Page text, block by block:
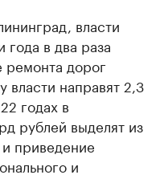
власти
в два раза
ремонта дорог
направят 2,3
годах в
рублей выделят из
приведение
и